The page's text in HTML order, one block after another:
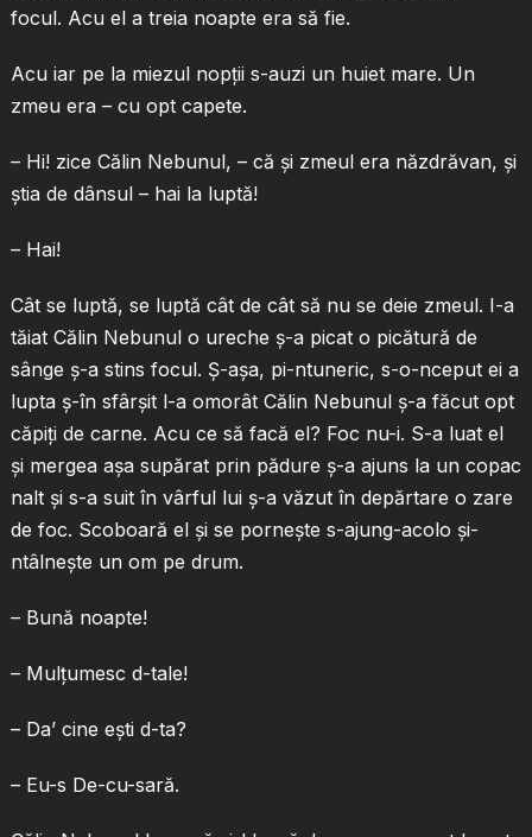
focul. Acu el a treia noapte era să fie.
Acu iar pe la miezul nopţii s-auzi un huiet mare. Un
zmeu era – cu opt capete.
– Hi! zice Călin Nebunul, – că şi zmeul era năzdrăvan, şi
ştia de dânsul – hai la luptă!
– Hai!
Cât se luptă, se luptă cât de cât să nu se deie zmeul. I-a
tăiat Călin Nebunul o ureche ş-a picat o picătură de
sânge ş-a stins focul. Ş-aşa, pi-ntuneric, s-o-nceput ei a
lupta ş-în sfârşit l-a omorât Călin Nebunul ş-a făcut opt
căpiţi de carne. Acu ce să facă el? Foc nu-i. S-a luat el
şi mergea aşa supărat prin pădure ş-a ajuns la un copac
nalt şi s-a suit în vârful lui ş-a văzut în depărtare o zare
de foc. Scoboară el şi se porneşte s-ajung-acolo şi-
ntâlneşte un om pe drum.
– Bună noapte!
– Mulţumesc d-tale!
– Da’ cine eşti d-ta?
– Eu-s De-cu-sară.